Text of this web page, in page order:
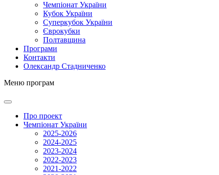
Чемпіонат України
Кубок України
Суперкубок України
Єврокубки
Полтавщина
Програми
Контакти
Олександр Стадниченко
Меню програм
Про проект
Чемпіонат України
2025-2026
2024-2025
2023-2024
2022-2023
2021-2022